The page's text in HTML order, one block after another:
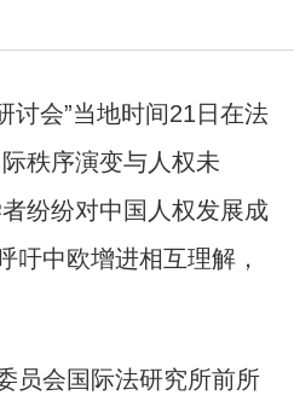
会”当地时间21日在法
秩序演变与人权未
纷纷对中国人权发展成
吁中欧增进相互理解，
会国际法研究所前所